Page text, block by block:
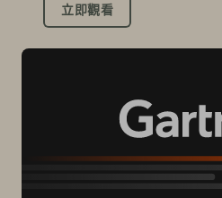
立即觀看